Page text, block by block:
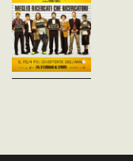
chercheurs
tente de
trouver un
alors de créer
parfaite...